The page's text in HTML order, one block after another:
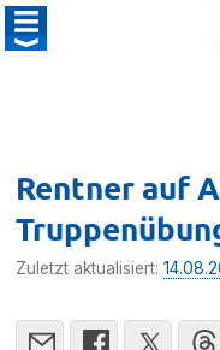
Rentner auf
Zuletzt aktualisiert: